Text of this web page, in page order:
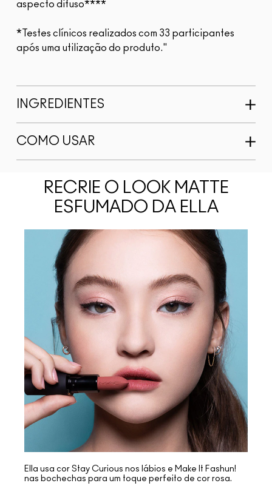
aspecto difuso****
*Testes clínicos realizados com 33 participantes
após uma utilização do produto."
INGREDIENTES
COMO USAR
RECRIE O LOOK MATTE
ESFUMADO DA ELLA
Ella usa cor Stay Curious nos lábios e Make It Fashun!
nas bochechas para um toque perfeito de cor rosa.